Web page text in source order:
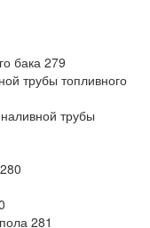
бака 279
трубы топливного
трубы
281